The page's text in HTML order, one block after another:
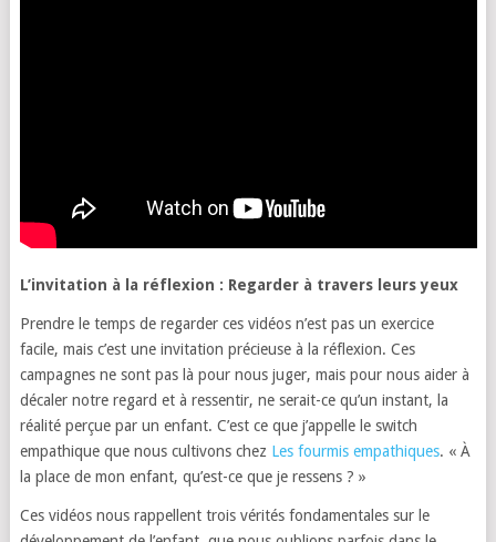
L’invitation à la réflexion : Regarder à travers leurs yeux
Prendre le temps de regarder ces vidéos n’est pas un exercice
facile, mais c’est une invitation précieuse à la réflexion. Ces
campagnes ne sont pas là pour nous juger, mais pour nous aider à
décaler notre regard et à ressentir, ne serait-ce qu’un instant, la
réalité perçue par un enfant. C’est ce que j’appelle le switch
empathique que nous cultivons chez Les fourmis empathiques. « À
la place de mon enfant, qu’est-ce que je ressens ? »
Ces vidéos nous rappellent trois vérités fondamentales sur le